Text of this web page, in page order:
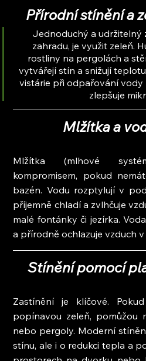
Přírodní stínění a
Jednoduchý a udržitelný
zahradu, je využit zeleň.
rostliny na pergolách a
vytvářejí stín a snižují
vistárie při odpařování vody
zlepšuje
Mlžítka a
Mlžítka (mlhové
kompromisem, pokud
bazén. Vodu rozptylují v
příjemně chladí a zvlhčuje
malé fontánky či jezírka.
a přírodně ochlazuje vzduch v
Stínění pomocí
Zastínění je klíčové.
popínavou zeleň, pomůžou
nebo pergoly. Moderní
stínu, ale i o redukci tepla a